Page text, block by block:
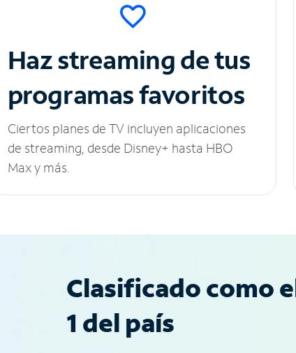
Haz streaming de tus
programas favoritos
Ciertos planes de TV incluyen aplicaciones
de streaming, desde Disney+ hasta HBO
Max y más.
Clasificado como
1 del país